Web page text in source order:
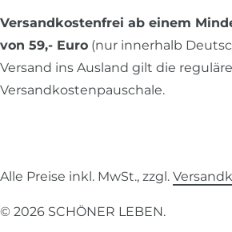
Versandkostenfrei ab einem
von 59,- Euro (nur innerhalb
Versand ins Ausland gilt die reguläre
Versandkostenpauschale.
Alle Preise inkl. MwSt., zzgl.
© 2026 SCHÖNER LEBEN.